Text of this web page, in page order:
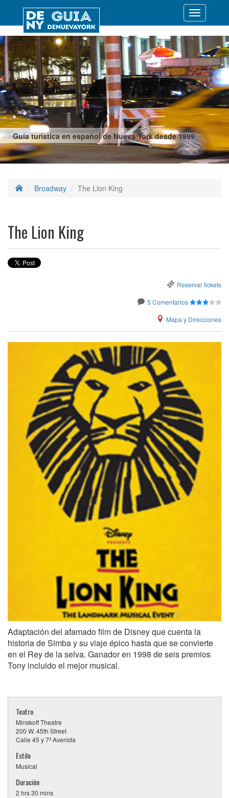
Guía turística en español de Nueva York desde 1999
Desplegar
Broadway The Lion King
The Lion King
Reservar tickets
5 Comentarios
Mapa y Direcciones
Adaptación del afamado film de Disney que cuenta la
historia de Simba y su viaje épico hasta que se convierte
en el Rey de la selva. Ganador en 1998 de seis premios
Tony incluido el mejor musical.
Teatro
Minskoff Theatre
200 W. 45th Street
Calle 45 y 7ª Avenida
Estilo
Musical
Duración
2 hrs 30 mins